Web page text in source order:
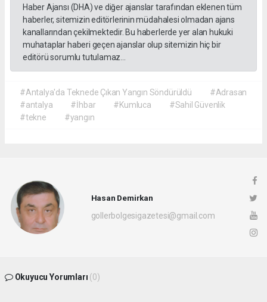
Haber Ajansı (DHA) ve diğer ajanslar tarafından eklenen tüm
haberler, sitemizin editörlerinin müdahalesi olmadan ajans
kanallarından çekilmektedir. Bu haberlerde yer alan hukuki
muhataplar haberi geçen ajanslar olup sitemizin hiç bir
editörü sorumlu tutulamaz...
#Antalya'da Teknede Çıkan Yangın Söndürüldü
#Adrasan
#antalya
#İhbar #Kumluca
#Sahil Güvenlik
#tekne
#yangın
Hasan Demirkan
gollerbolgesigazetesi@gmail.com
Okuyucu Yorumları (0)